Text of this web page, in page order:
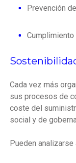
Prevención
Cada vez más
sus procesos de
coste del
social y de
Pueden